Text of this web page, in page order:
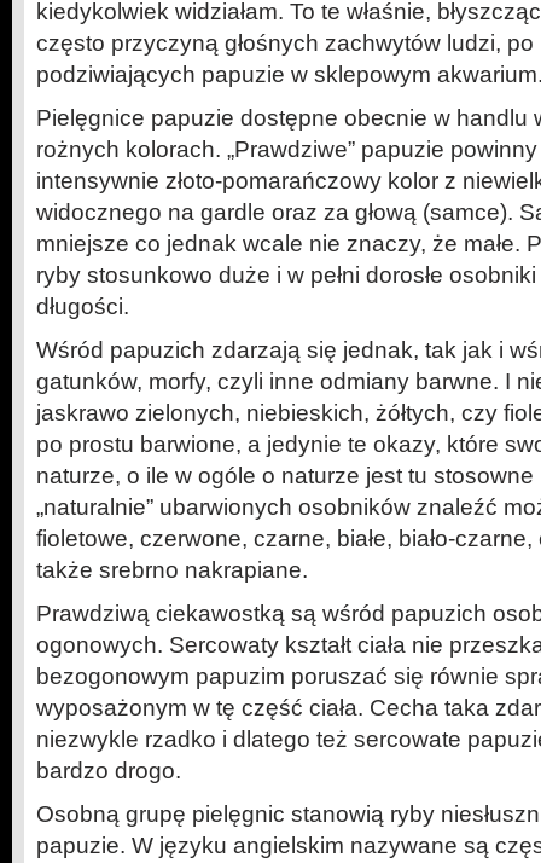
kiedykolwiek widziałam. To te właśnie,
często przyczyną głośnych zachwytów ludzi,
podziwiających papuzie w sklepowym
Pielęgnice papuzie dostępne obecnie w handlu
rożnych kolorach. „Prawdziwe” papuzie
intensywnie złoto-pomarańczowy kolor z
widocznego na gardle oraz za głową (samce).
mniejsze co jednak wcale nie znaczy, że małe.
ryby stosunkowo duże i w pełni dorosłe
długości.
Wśród papuzich zdarzają się jednak, tak jak i
gatunków, morfy, czyli inne odmiany barwne. I
jaskrawo zielonych, niebieskich, żółtych, czy
po prostu barwione, a jedynie te okazy, które
naturze, o ile w ogóle o naturze jest tu
„naturalnie” ubarwionych osobników znaleźć
fioletowe, czerwone, czarne, białe, biało-
także srebrno nakrapiane.
Prawdziwą ciekawostką są wśród papuzich
ogonowych. Sercowaty kształt ciała nie
bezogonowym papuzim poruszać się równie
wyposażonym w tę część ciała. Cecha taka
niezwykle rzadko i dlatego też sercowate
bardzo drogo.
Osobną grupę pielęgnic stanowią ryby
papuzie. W języku angielskim nazywane są